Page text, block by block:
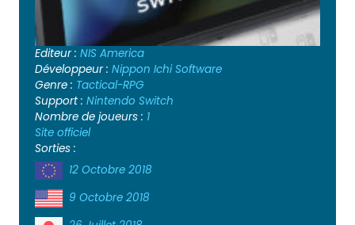
Editeur : NIS America
Développeur : Nippon Ichi Software
Genre : Tactical-RPG
Support : Nintendo Switch
Nombre de joueurs : 1
Site officiel
Sorties :
12 Octobre 2018
9 Octobre 2018